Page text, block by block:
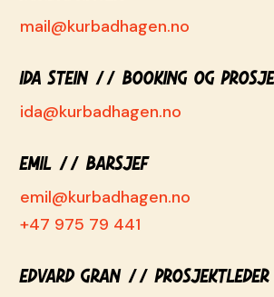
mail@kurbadhagen.no
Ida Stein // Booking og
ida@kurbadhagen.no
Emil // Barsjef
emil@kurbadhagen.no
+47 975 79 441
Edvard Gran // Prosjektleder